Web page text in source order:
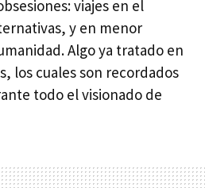
viajes en el
y en menor
Algo ya tratado en
los cuales son recordados
todo el visionado de